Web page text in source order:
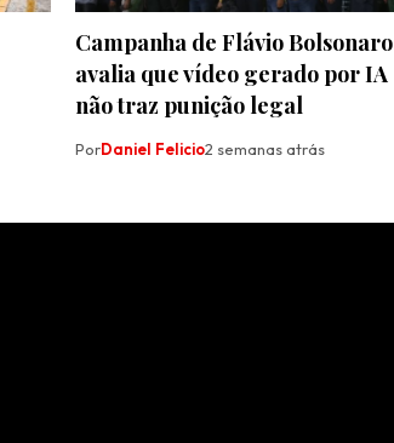
Campanha de Flávio Bolsonaro
avalia que vídeo gerado por IA
não traz punição legal
PorDaniel Felicio2 semanas atrás